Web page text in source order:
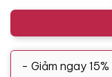
- Giảm ngay